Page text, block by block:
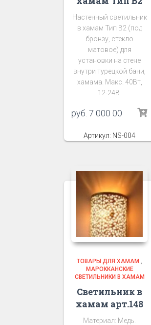
Настенный светильник
в хамам Тип В2 (под
бронзу, стекло
матовое) для
установки на стене
внутри турецкой бани,
хамама. Макс. 40Вт,
12-24В.
руб. 7 000 00
Артикул: NS-004
ТОВАРЫ ДЛЯ ХАМАМ
МАРОККАНСКИЕ
СВЕТИЛЬНИКИ В ХАМАМ
Светильник в
хамам арт.148
Материал: Медь.